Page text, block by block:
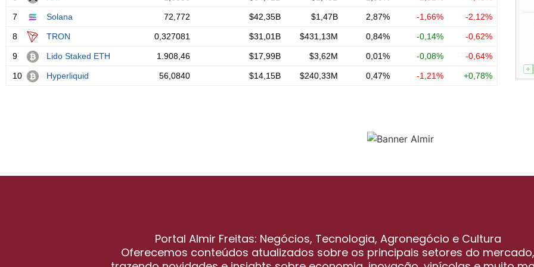
Portal Almir Freitas: Negócios, Tecnologia, Agronegócio e Cultura
Oferecemos conteúdos atualizados sobre os principais setores do mercado,